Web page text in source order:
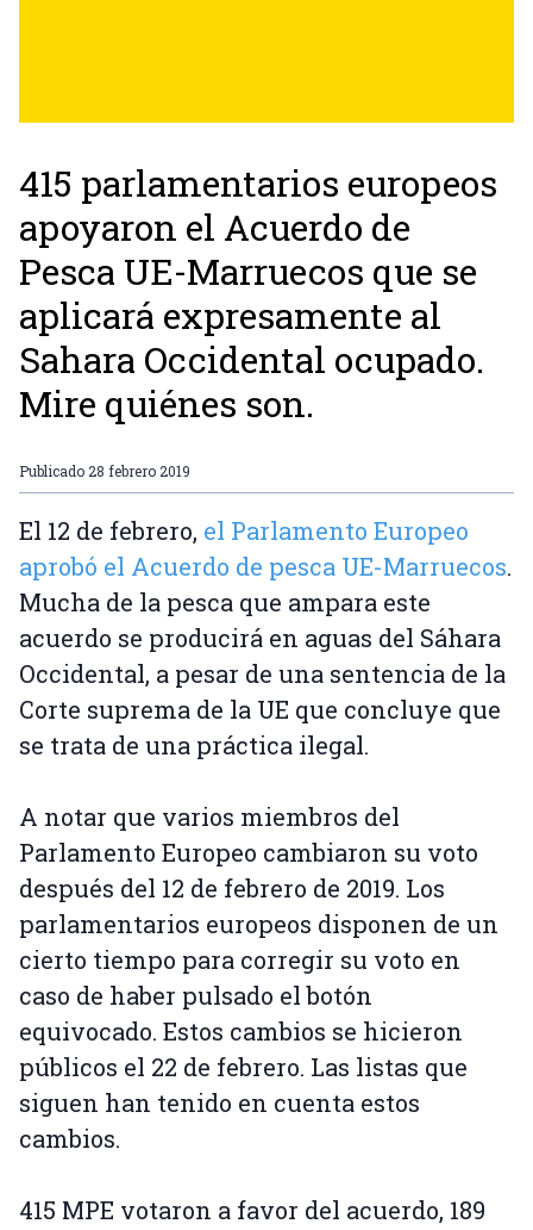
415 parlamentarios europeos
apoyaron el Acuerdo de
Pesca UE-Marruecos que se
aplicará expresamente al
Sahara Occidental ocupado.
Mire quiénes son.
Publicado 28 febrero 2019
El 12 de febrero, el Parlamento Europeo
aprobó el Acuerdo de pesca UE-Marruecos.
Mucha de la pesca que ampara este
acuerdo se producirá en aguas del Sáhara
Occidental, a pesar de una sentencia de la
Corte suprema de la UE que concluye que
se trata de una práctica ilegal.
A notar que varios miembros del
Parlamento Europeo cambiaron su voto
después del 12 de febrero de 2019. Los
parlamentarios europeos disponen de un
cierto tiempo para corregir su voto en
caso de haber pulsado el botón
equivocado. Estos cambios se hicieron
públicos el 22 de febrero. Las listas que
siguen han tenido en cuenta estos
cambios.
415 MPE votaron a favor del acuerdo, 189